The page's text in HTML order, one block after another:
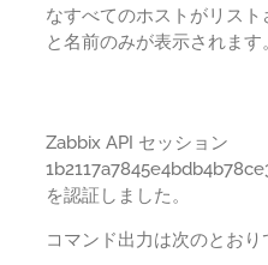
なすべてのホストがリス
と名前のみが表示されます。
Zabbix API セッション
を認証しました。
コマンド出力は次のとおり